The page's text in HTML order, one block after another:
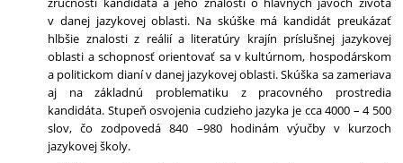
v danej jazykovej oblasti. Na skúške má kandidát preukázať
hlbšie znalosti z reálií a literatúry krajín príslušnej jazykovej
oblasti a schopnosť orientovať sa v kultúrnom, hospodárskom
a politickom dianí v danej jazykovej oblasti. Skúška sa zameriava
aj na základnú problematiku z pracovného prostredia
kandidáta. Stupeň osvojenia cudzieho jazyka je cca 4000 – 4 500
slov, čo zodpovedá 840 –980 hodinám výučby v kurzoch
jazykovej školy.